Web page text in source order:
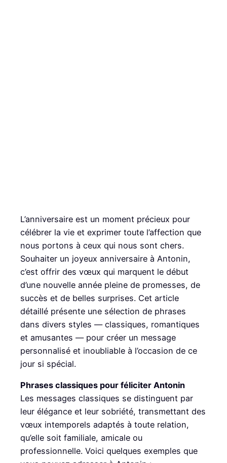
L’anniversaire est un moment précieux pour
célébrer la vie et exprimer toute l’affection que
nous portons à ceux qui nous sont chers.
Souhaiter un joyeux anniversaire à Antonin,
c’est offrir des vœux qui marquent le début
d’une nouvelle année pleine de promesses, de
succès et de belles surprises. Cet article
détaillé présente une sélection de phrases
dans divers styles — classiques, romantiques
et amusantes — pour créer un message
personnalisé et inoubliable à l’occasion de ce
jour si spécial.
Phrases classiques pour féliciter Antonin
Les messages classiques se distinguent par
leur élégance et leur sobriété, transmettant des
vœux intemporels adaptés à toute relation,
qu’elle soit familiale, amicale ou
professionnelle. Voici quelques exemples que